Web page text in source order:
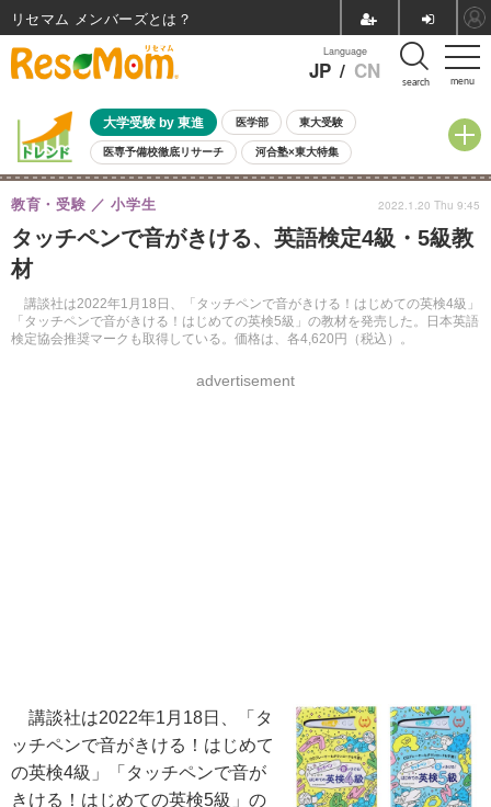
menu
Language
JP / CN search
大学受験 by 東進 医学部 東大受験
医専予備校徹底リサーチ 河合塾×東大特集
親子で考える大学選び 高校受験 中学受験 小学校受験
共通テスト 夏休み
8月開催イベント・WS 全国公立高校 過去問 人気記事
自由研究教材（小学生向け）
タッチペンで音がきける、英語検定4級・5級教
材
講談社は2022年1月18日、「タッチペンで音がきける！はじめての英検4級」
「タッチペンで音がきける！はじめての英検5級」の教材を発売した。日本英語
検定協会推奨マークも取得している。価格は、各4,620円（税込）。
教育・受験 小学生
advertisement
2022.1.20 Thu 9:45
講談社は2022年1月18日、「タ
ッチペンで音がきける！はじめて
の英検4級」「タッチペンで音が
きける！はじめての英検5級」の
リセマム メンバーズ